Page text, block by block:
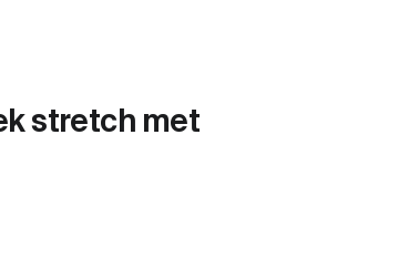
stretch met